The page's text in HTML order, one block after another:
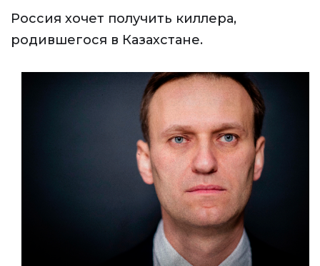
Россия хочет получить киллера,
родившегося в Казахстане.